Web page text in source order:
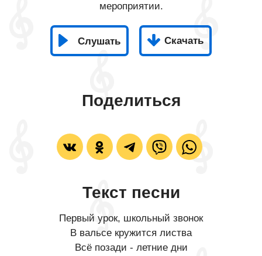
мероприятии.
Слушать Скачать
Поделиться
Текст песни
Первый урок, школьный звонок
В вальсе кружится листва
Всё позади - летние дни